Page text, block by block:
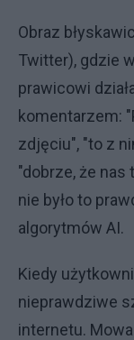
Obraz
Twitter), gdzie
prawicowi
komentarzem:
zdjęciu", "to z
"dobrze, że nas
nie było to
algorytmów AI.
Kiedy
nieprawdziwe
internetu.